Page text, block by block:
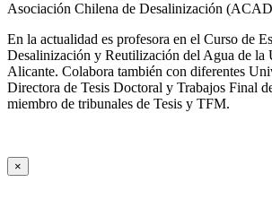
Asociación Chilena de Desalinización
En la actualidad es profesora en el Curso de
Desalinización y Reutilización del Agua de la
Alicante. Colabora también con diferentes
Directora de Tesis Doctoral y Trabajos Final
miembro de tribunales de Tesis y TFM.
×